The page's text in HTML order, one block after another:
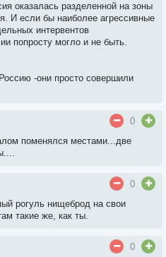
оказалась разделенной на зоны
И если бы наиболее агрессивные
интервентов
попросту могло и не быть.
-они просто совершили
0
поменялся местами...две
0
рогуль нищеброд на свои
такие же, как ты.
0